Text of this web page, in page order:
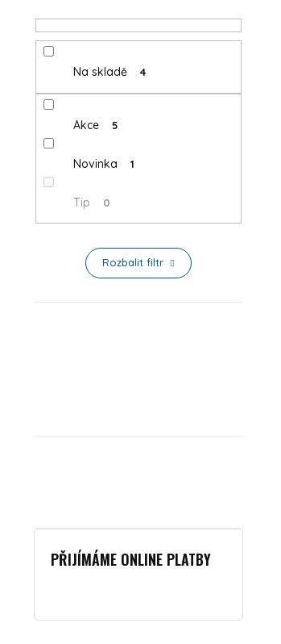
Na skladě 4
Akce 5
Novinka 1
Tip 0
Rozbalit filtr
PŘIJÍMÁME ONLINE PLATBY